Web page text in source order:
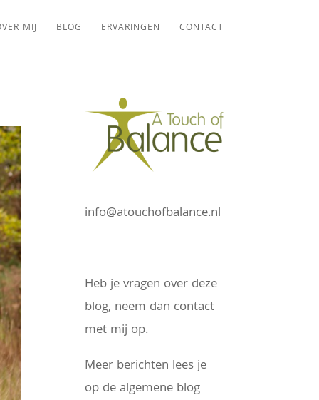
MIJ BLOG ERVARINGEN CONTACT
info@atouchofbalance.nl
Heb je vragen over deze
blog, neem dan contact
met mij op.
Meer berichten lees je
op de algemene blog